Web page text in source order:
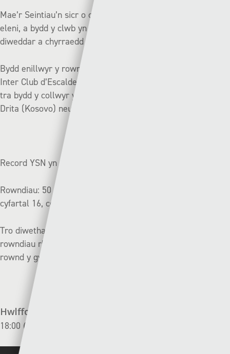
Mae’r Seintiau’n sicr o chwarae dwy rownd yn Ewrop eto
eleni, a bydd y clwb yn benderfynol o ail-adrodd eu campau
diweddar a chyrraedd Cyngres UEFA unwaith yn rhagor.
Bydd enillwyr y rownd hon yn wynebu FCSB (Rwmania) neu
Inter Club d’Escaldes (Andorra) yn yr ail rownd ragbrofol,
tra bydd y collwyr yn syrthio i Gyngres UEFA i herio FC
Drita (Kosovo) neu FC Differdange (Lwcsembwrg).
Record YSN yn Ewrop:
Rowndiau: 50 (ennill 12, colli 38)
cyfartal 16, colli 57)
Tro diwethaf: (2024/25) YSN yn llwyddo i fynd heibio’r
rowndiau rhagbrofol am y tro cyntaf erioed gan gystadlu yn
rownd y gynghrair Cyngres UEFA.
Hwlffordd (1) v (2) Floriana
18:00 (Yn fyw arlein)